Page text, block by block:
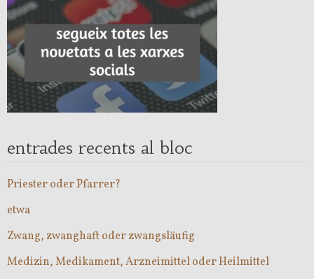
entrades recents al bloc
Priester oder Pfarrer?
etwa
Zwang, zwanghaft oder zwangsläufig
Medizin, Medikament, Arzneimittel oder Heilmittel